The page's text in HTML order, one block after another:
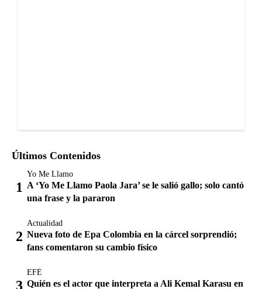
Últimos Contenidos
Yo Me Llamo
A ‘Yo Me Llamo Paola Jara’ se le salió gallo; solo cantó
una frase y la pararon
Actualidad
Nueva foto de Epa Colombia en la cárcel sorprendió;
fans comentaron su cambio físico
EFÉ
Quién es el actor que interpreta a Ali Kemal Karasu en